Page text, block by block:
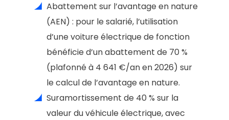
Abattement sur l’avantage en nature
(AEN) : pour le salarié, l’utilisation
d’une voiture électrique de fonction
bénéficie d’un abattement de 70 %
(plafonné à 4 641 €/an en 2026) sur
le calcul de l’avantage en nature.
Suramortissement de 40 % sur la
valeur du véhicule électrique, avec